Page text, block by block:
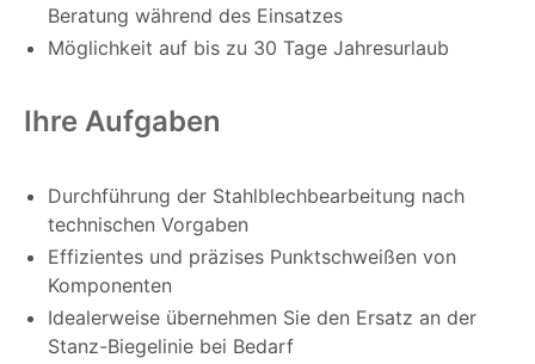
Beratung während des Einsatzes
Möglichkeit auf bis zu 30 Tage Jahresurlaub
Ihre Aufgaben
Durchführung der Stahlblechbearbeitung nach
technischen Vorgaben
Effizientes und präzises Punktschweißen von
Komponenten
Idealerweise übernehmen Sie den Ersatz an der
Stanz-Biegelinie bei Bedarf